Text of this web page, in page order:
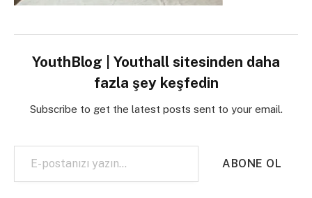
YouthBlog | Youthall sitesinden daha
fazla şey keşfedin
Subscribe to get the latest posts sent to your email.
E-postanızı yazın…
ABONE OL